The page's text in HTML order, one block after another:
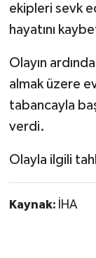
ekipleri sevk
hayatını
Olayın
almak üzere
tabancayla
verdi.
Olayla ilgili
Kaynak: İHA